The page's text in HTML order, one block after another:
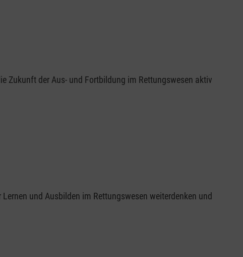
Zukunft der Aus- und Fortbildung im Rettungswesen aktiv
und Ausbilden im Rettungswesen weiterdenken und